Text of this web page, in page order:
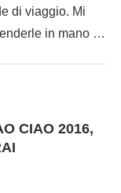
di viaggio. Mi
in mano …
CIAO 2016,